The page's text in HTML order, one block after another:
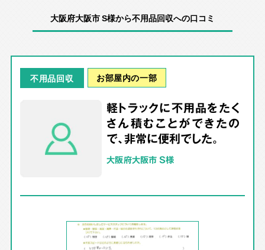
大阪府大阪市 S様から不用品回収への口コミ
不用品回収 お部屋内の一部
軽トラックに不用品をたく
さん積むことができたの
で、非常に便利でした。
大阪府大阪市 S様